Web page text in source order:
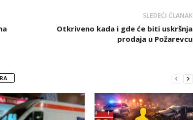
SLEDEĆI ČLANAK
Otkriveno kada i gde će biti uskršnja
prodaja u Požarevcu